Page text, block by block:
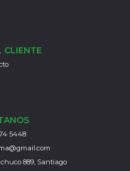
CLIENTE
5448
889, Santiago